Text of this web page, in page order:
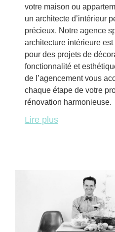
votre maison ou
un architecte d’intérieur
précieux. Notre agence
architecture intérieure
pour des projets de
fonctionnalité et
de l’agencement vous
chaque étape de votre
rénovation harmonieuse.
Lire plus